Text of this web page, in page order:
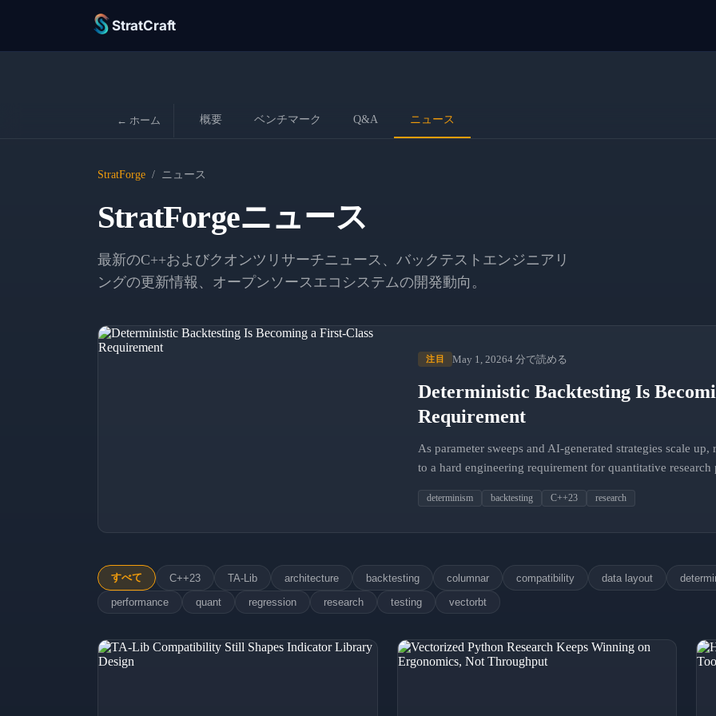
StratCraft
← ホーム 概要 ベンチマーク Q&A ニュース
StratForge / ニュース
StratForgeニュース
最新のC++およびクオンツリサーチニュース、バックテストエンジニアリ
ングの更新情報、オープンソースエコシステムの開発動向。
注目 May 1, 20264 分で読める
Deterministic Backtesting Is
Requirement
As parameter sweeps and AI-generated strategies scale
to a hard engineering requirement for quantitative research
determinism backtesting C++23 research
すべて C++23 TA-Lib architecture backtesting columnar compatibility data layout
performance quant regression research testing vectorbt